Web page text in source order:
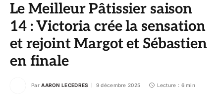
Le Meilleur Pâtissier saison
14 : Victoria crée la sensation
et rejoint Margot et Sébastien
en finale
Par AARON LECEDRES 9 décembre 2025 Lecture : 6 min